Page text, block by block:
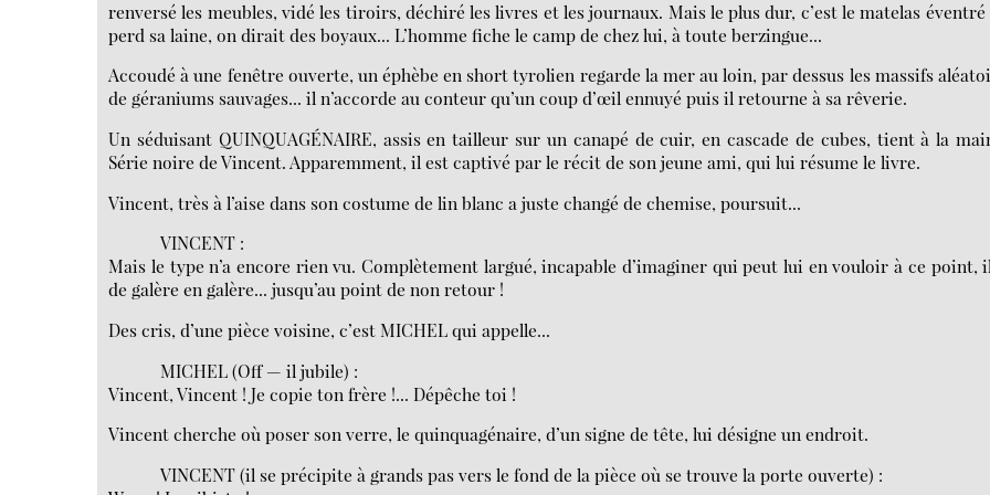
renversé les meubles, vidé les tiroirs, déchiré les livres et les journaux. Mais le plus dur, c’est le matelas éventré
perd sa laine, on dirait des boyaux... L’homme fiche le camp de chez lui, à toute berzingue...
Accoudé à une fenêtre ouverte, un éphèbe en short tyrolien regarde la mer au loin, par dessus les massifs
de géraniums sauvages... il n’accorde au conteur qu’un coup d’œil ennuyé puis il retourne à sa rêverie.
Un séduisant QUINQUAGÉNAIRE, assis en tailleur sur un canapé de cuir, en cascade de cubes, tient à la
Série noire de Vincent. Apparemment, il est captivé par le récit de son jeune ami, qui lui résume le livre.
Vincent, très à l’aise dans son costume de lin blanc a juste changé de chemise, poursuit...
VINCENT :
Mais le type n’a encore rien vu. Complètement largué, incapable d’imaginer qui peut lui en vouloir à ce point,
de galère en galère... jusqu’au point de non retour !
Des cris, d’une pièce voisine, c’est MICHEL qui appelle...
MICHEL (Off — il jubile) :
Vincent, Vincent ! Je copie ton frère !... Dépêche toi !
Vincent cherche où poser son verre, le quinquagénaire, d’un signe de tête, lui désigne un endroit.
VINCENT (il se précipite à grands pas vers le fond de la pièce où se trouve la porte ouverte) :